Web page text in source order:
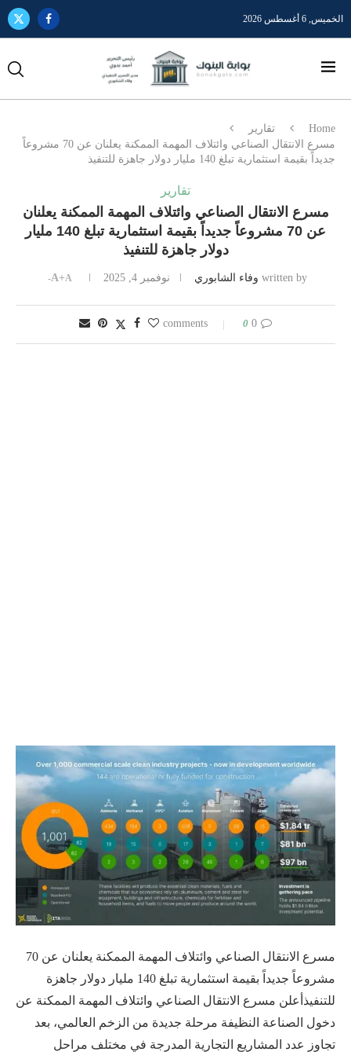
الخميس, 6 أغسطس 2026
Home
تقارير
مسرع الانتقال الصناعي وائتلاف المهمة الممكنة يعلنان عن 70 مشروعاً
جديداً بقيمة استثمارية تبلغ 140 مليار دولار جاهزة للتنفيذ
تقارير
مسرع الانتقال الصناعي وائتلاف المهمة الممكنة يعلنان
عن 70 مشروعاً جديداً بقيمة استثمارية تبلغ 140 مليار
دولار جاهزة للتنفيذ
written by وفاء الشابوري نوفمبر 4, 2025 A+A-
0 comments
0
مسرع الانتقال الصناعي وائتلاف المهمة الممكنة يعلنان عن 70
مشروعاً جديداً بقيمة استثمارية تبلغ 140 مليار دولار جاهزة
للتنفيذأعلن مسرع الانتقال الصناعي وائتلاف المهمة الممكنة عن
دخول الصناعة النظيفة مرحلة جديدة من الزخم العالمي، بعد
تجاوز عدد المشاريع التجارية المدرجة في مختلف مراحل